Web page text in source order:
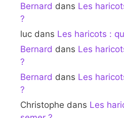
Bernard dans Les
?
luc dans Les haricots :
Bernard dans Les
?
Bernard dans Les
?
Christophe dans Les